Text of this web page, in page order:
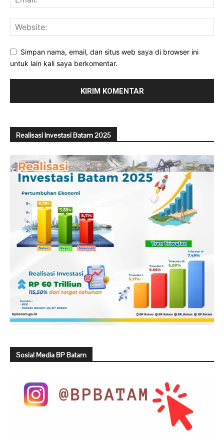
Simpan nama, email, dan situs web saya di browser ini
untuk lain kali saya berkomentar.
Realisasi Investasi Batam 2025
Sosial Media BP Batam